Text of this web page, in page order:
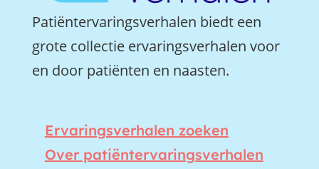
Patiëntervaringsverhalen biedt een
grote collectie ervaringsverhalen voor
en door patiënten en naasten.
Ervaringsverhalen zoeken
Over patiëntervaringsverhalen